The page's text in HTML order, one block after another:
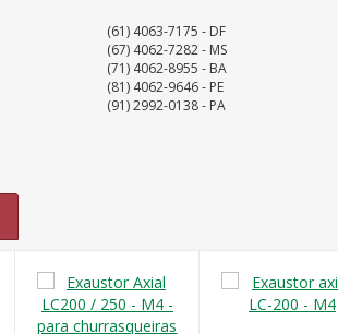
(61) 4063-7175 - DF
(67) 4062-7282 - MS
(71) 4062-8955 - BA
(81) 4062-9646 - PE
(91) 2992-0138 - PA